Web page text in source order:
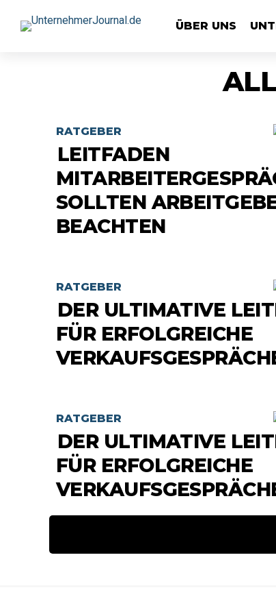
ÜBER UNS
RATGEBER
LEITFADEN
SOLLTEN
BEACHTEN
RATGEBER
DER ULTIMATIVE
FÜR ERFOLGREICHE
RATGEBER
DER ULTIMATIVE
FÜR ERFOLGREICHE